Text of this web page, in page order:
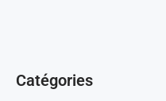
Catégories